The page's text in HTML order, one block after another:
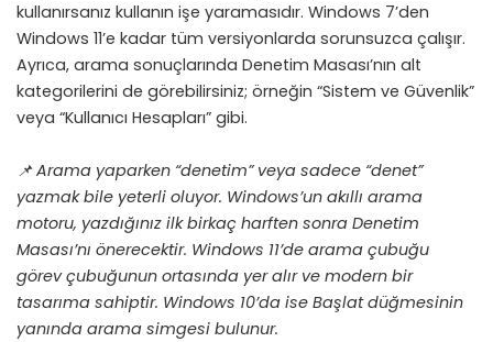
kullanırsanız kullanın işe yaramasıdır. Windows 7’den
Windows 11’e kadar tüm versiyonlarda sorunsuzca çalışır.
Ayrıca, arama sonuçlarında Denetim Masası’nın alt
kategorilerini de görebilirsiniz; örneğin “Sistem ve Güvenlik”
veya “Kullanıcı Hesapları” gibi.
📌 Arama yaparken “denetim” veya sadece “denet”
yazmak bile yeterli oluyor. Windows’un akıllı arama
motoru, yazdığınız ilk birkaç harften sonra Denetim
Masası’nı önerecektir. Windows 11’de arama çubuğu
görev çubuğunun ortasında yer alır ve modern bir
tasarıma sahiptir. Windows 10’da ise Başlat düğmesinin
yanında arama simgesi bulunur.